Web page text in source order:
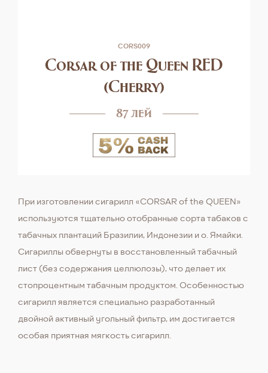
CORS009
Corsar of the Queen RED
(Сherry)
87 лей
При изготовлении сигарилл «CORSAR of the QUEEN»
используются тщательно отобранные сорта табаков с
табачных плантаций Бразилии, Индонезии и о. Ямайки.
Сигариллы обвернуты в восстановленный табачный
лист (без содержания целлюлозы), что делает их
стопроцентным табачным продуктом. Особенностью
сигарилл является специально разработанный
двойной активный угольный фильтр, им достигается
особая приятная мягкость сигарилл.